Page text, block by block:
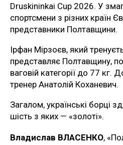
Druskininkai Cup 2026. У
спортсмени з різних країн
представники Полтавщини.
Ірфан Мірзоєв, який
представляє Полтавщину,
ваговій категорії до 77 кг.
тренер Анатолій Коханевич.
Загалом, українські борці
шість з яких — «золоті».
Владислав ВЛАСЕНКО,